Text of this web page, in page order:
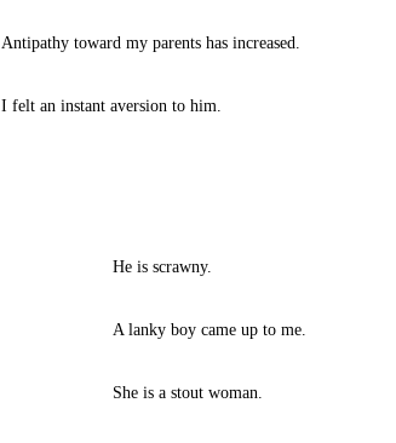
Antipathy toward my parents has increased.
I felt an instant aversion to him.
He is scrawny.
A lanky boy came up to me.
She is a stout woman.